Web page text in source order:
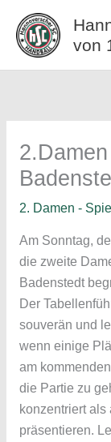
Inhalt
springen
von
2. Damen -
Am Sonntag,
die zweite
Badenstedt
Der
souverän und
wenn einige
am
die Partie zu
konzentriert als
präsentieren.